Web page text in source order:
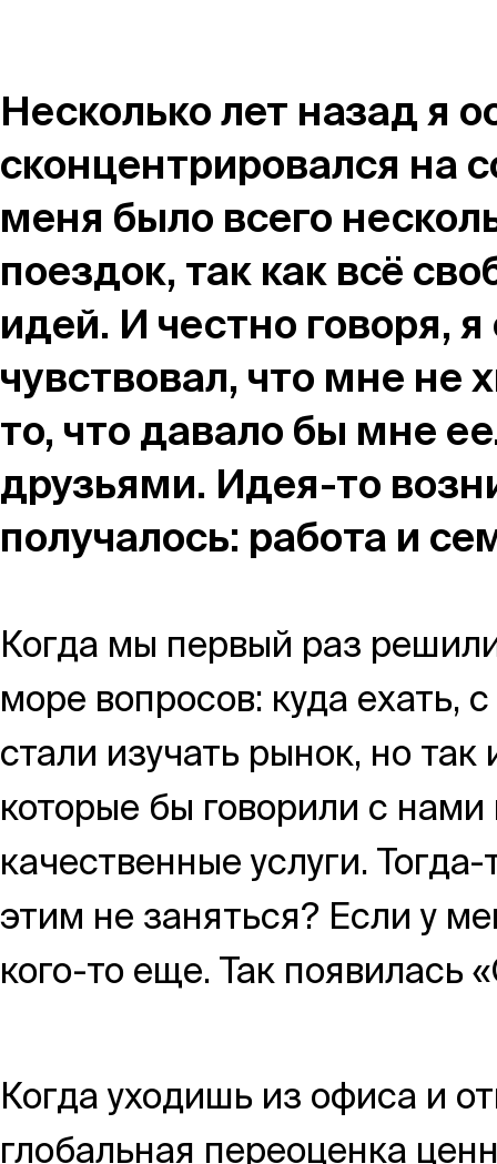
ГалереяОтзывы FAQ
+7 925 836 16 98
info@powerofterritory.ru
Москва,
Большая Новодмитровская,
вход 10, 3 этаж, КП «Дизайн
Несколько лет назад я
сконцентрировался на
меня было всего
поездок, так как всё
идей. И честно говоря,
чувствовал, что мне не
то, что давало бы мне
друзьями. Идея-то
получалось: работа и
Когда мы первый раз
море вопросов: куда ехать,
стали изучать рынок, но
которые бы говорили с
качественные услуги.
этим не заняться? Если у
кого-то еще. Так появилась
Когда уходишь из офиса и
глобальная переоценка